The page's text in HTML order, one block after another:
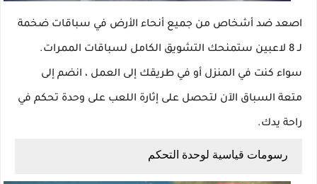
اصعد ضد أشخاص من جميع أنحاء الأرض في سباقات ضخمة
لـ 8 لاعبين ستمنحك التشويق الكامل لسباقات الممرات.
سواء كنت في المنزل أو في طريقك إلى العمل ، انضم إلى
متعة السباق الآن لتحصل على إثارة اللعب على وحدة تحكم في
راحة يدك.
رسومات قياسية لوحدة التحكم